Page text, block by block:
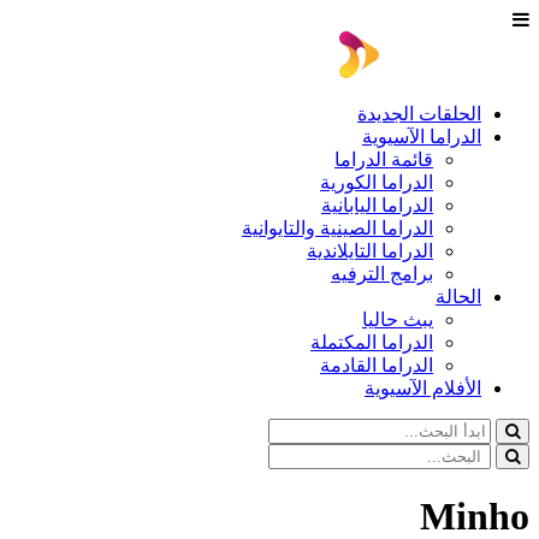
الحلقات الجديدة
الدراما الآسيوية
قائمة الدراما
الدراما الكورية
الدراما اليابانية
الدراما الصينية والتايوانية
الدراما التايلاندية
برامج الترفيه
الحالة
يبث حاليا
الدراما المكتملة
الدراما القادمة
الأفلام الآسيوية
Minho